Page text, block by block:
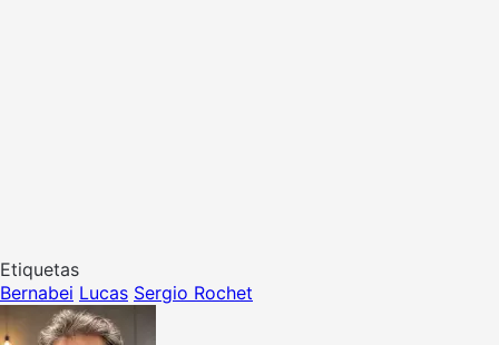
Etiquetas
Bernabei Lucas Sergio Rochet